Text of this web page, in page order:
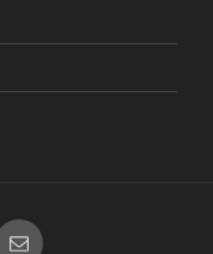
E-